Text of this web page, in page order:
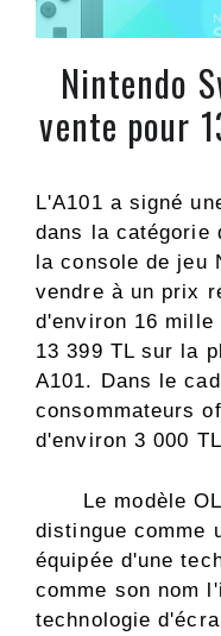
Nintendo
vente pour
L'A101 a signé
dans la catégorie
la console de jeu
vendre à un prix
d'environ 16 mille
13 399 TL sur la
A101. Dans le
consommateurs
d'environ 3 000
Le modèle
distingue comme
équipée d'une
comme son nom
technologie